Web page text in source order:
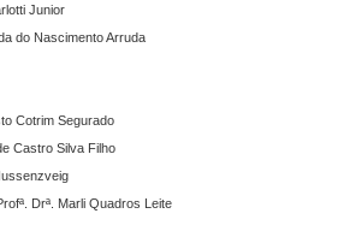
Junior
do Nascimento Arruda
Cotrim Segurado
Castro Silva Filho
Drª. Marli Quadros Leite